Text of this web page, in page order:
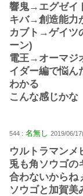
響鬼→エグゼイ
キバ→創造能力
カブト→ゲイツ
ーン)
電王→オーマジ
イダー編で悩ん
わかる
こんな感じかな
544 : 名無し 2019/06/
ウルトラマンメ
兎も角ソウゴの
合わないからね
ソウゴと加賀美